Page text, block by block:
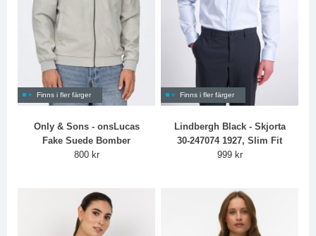
Finns i fler färger
Only & Sons - onsLucas
Fake Suede Bomber
800 kr
Finns i fler färger
Lindbergh Black - Skjorta
30-247074 1927, Slim Fit
999 kr